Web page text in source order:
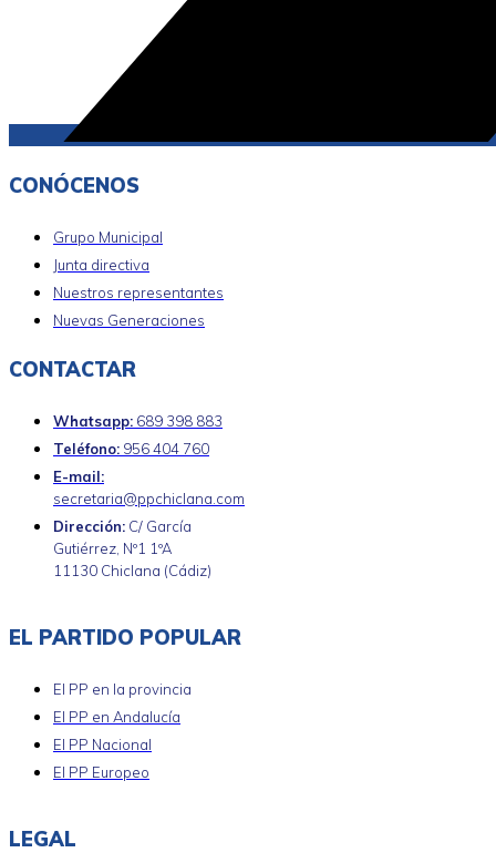
CONÓCENOS
Grupo Municipal
Junta directiva
Nuestros representantes
Nuevas Generaciones
CONTACTAR
Whatsapp: 689 398 883
Teléfono: 956 404 760
E-mail:
secretaria@ppchiclana.com
Dirección: C/ García
Gutiérrez, Nº1 1ºA
11130 Chiclana (Cádiz)
EL PARTIDO POPULAR
El PP en la provincia
El PP en Andalucía
El PP Nacional
El PP Europeo
LEGAL